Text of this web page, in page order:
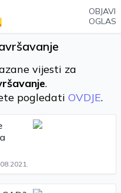
OBJAVI
OGLAS
vijesti za
.
pogledati OVDJE.